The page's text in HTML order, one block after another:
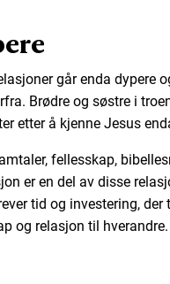
går enda dypere
Brødre og søstre i
etter å kjenne Jesus
fellesskap,
er en del av disse
tid og investering,
og relasjon til hverandre.